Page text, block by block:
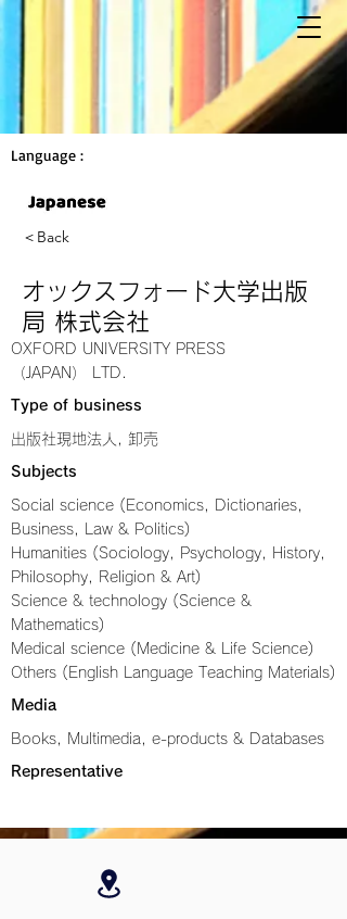
Language :
＜Back
オックスフォード大学出版
局 株式会社
OXFORD UNIVERSITY PRESS
（JAPAN） LTD.
Type of business
出版社現地法人, 卸売
Subjects
Social science (Economics, Dictionaries,
Business, Law & Politics)
Humanities (Sociology, Psychology, History,
Philosophy, Religion & Art)
Science & technology (Science &
Mathematics)
Medical science (Medicine & Life Science)
Others (English Language Teaching Materials)
Media
Books, Multimedia, e-products & Databases
Representative